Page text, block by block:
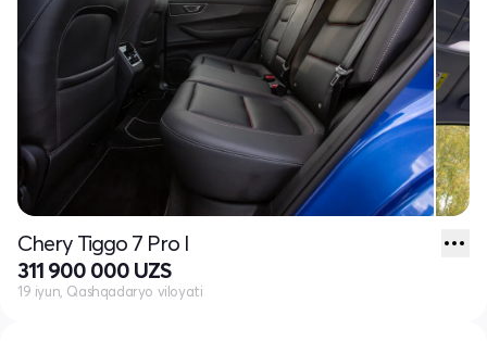
Chery Tiggo 7 Pro I
311 900 000 UZS
19 iyun, Qashqadaryo viloyati